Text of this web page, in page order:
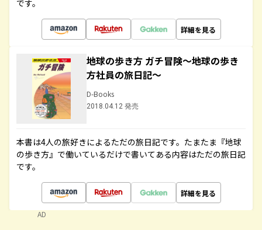
です。
詳細を見る
地球の歩き方 ガチ冒険～地球の歩き
方社員の旅日記～
D-Books
2018.04.12 発売
本書は4人の旅好きによるただの旅日記です。たまたま『地球
の歩き方』で働いているだけで書いてある内容はただの旅日記
です。
詳細を見る
AD